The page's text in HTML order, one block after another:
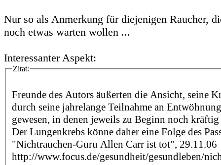
Nur so als Anmerkung für diejenigen Raucher,
noch etwas warten wollen ...
Interessanter Aspekt:
Zitat:
Freunde des Autors äußerten die Ansicht, seine
durch seine jahrelange Teilnahme an
gewesen, in denen jeweils zu Beginn noch
Der Lungenkrebs könne daher eine Folge des
"Nichtrauchen-Guru Allen Carr ist tot", 29.11.06
http://www.focus.de/gesundheit/gesundleben/